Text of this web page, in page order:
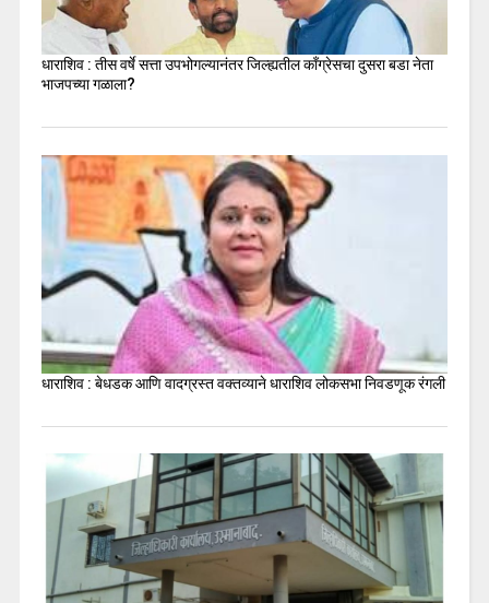
धाराशिव : तीस वर्षे सत्ता उपभोगल्यानंतर जिल्ह्यतील कॉंग्रेसचा दुसरा बडा नेता
भाजपच्या गळाला?
धाराशिव : बेधडक आणि वादग्रस्त वक्तव्याने धाराशिव लोकसभा निवडणूक रंगली